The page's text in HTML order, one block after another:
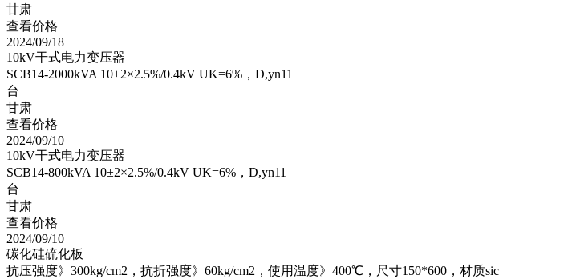
甘肃
查看价格
2024/09/18
10kV干式电力变压器
SCB14-2000kVA 10±2×2.5%/0.4kV UK=6%，D,yn11
台
甘肃
查看价格
2024/09/10
10kV干式电力变压器
SCB14-800kVA 10±2×2.5%/0.4kV UK=6%，D,yn11
台
甘肃
查看价格
2024/09/10
碳化硅硫化板
抗压强度》300kg/cm2，抗折强度》60kg/cm2，使用温度》400℃，尺寸150*600，材质sic